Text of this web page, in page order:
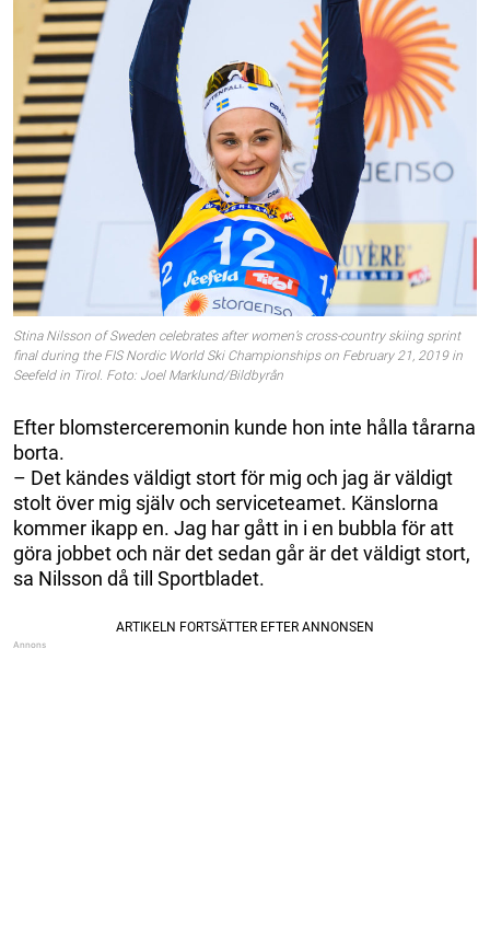
Stina Nilsson of Sweden celebrates after women’s cross-country skiing sprint
final during the FIS Nordic World Ski Championships on February 21, 2019 in
Seefeld in Tirol. Foto: Joel Marklund/Bildbyrån
Efter blomsterceremonin kunde hon inte hålla tårarna
borta.
– Det kändes väldigt stort för mig och jag är väldigt
stolt över mig själv och serviceteamet. Känslorna
kommer ikapp en. Jag har gått in i en bubbla för att
göra jobbet och när det sedan går är det väldigt stort,
sa Nilsson då till Sportbladet.